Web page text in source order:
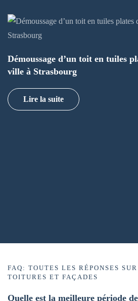
Démoussage d’un toit en tuiles
ville à Strasbourg
Lire la suite
FAQ: TOUTES LES RÉPONSES
TOITURES ET FAÇADES
Quelle est la meilleure période